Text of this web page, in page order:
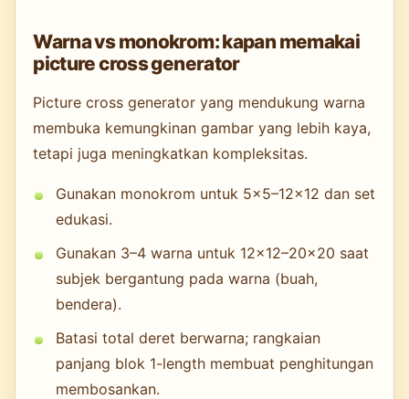
Warna vs monokrom: kapan memakai
picture cross generator
Picture cross generator yang mendukung warna
membuka kemungkinan gambar yang lebih kaya,
tetapi juga meningkatkan kompleksitas.
Gunakan monokrom untuk 5×5–12×12 dan set
edukasi.
Gunakan 3–4 warna untuk 12×12–20×20 saat
subjek bergantung pada warna (buah,
bendera).
Batasi total deret berwarna; rangkaian
panjang blok 1-length membuat penghitungan
membosankan.